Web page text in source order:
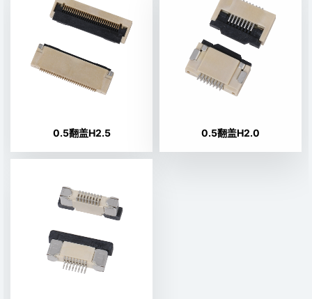
0.5翻盖H2.5 0.5翻盖H2.0